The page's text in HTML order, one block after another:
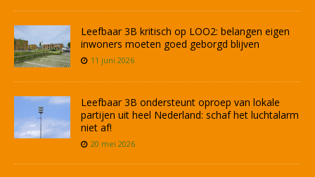
Leefbaar 3B kritisch op LOO2: belangen eigen
inwoners moeten goed geborgd blijven
11 juni 2026
Leefbaar 3B ondersteunt oproep van lokale
partijen uit heel Nederland: schaf het luchtalarm
niet af!
20 mei 2026